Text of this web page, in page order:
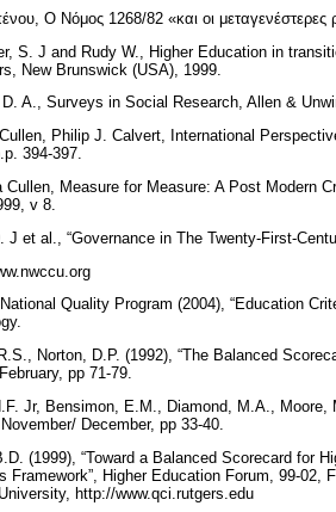
Ο Νόμος 1268/82 «και οι
S. J and Rudy W., Higher Education in
New Brunswick (USA), 1999.
D. A., Surveys in Social Research, Allen &
Philip J. Calvert, International
394-397.
Cullen, Measure for Measure: A Post Modern
v 8.
J et al., “Governance in The Twenty-First-
Quality Program (2004), “Education
Norton, D.P. (1992), “The Balanced
pp 71-79.
Jr, Bensimon, E.M., Diamond, M.A.,
December, pp 33-40.
(1999), “Toward a Balanced Scorecard for
Framework”, Higher Education Forum, 99-
http://www.qci.rutgers.edu